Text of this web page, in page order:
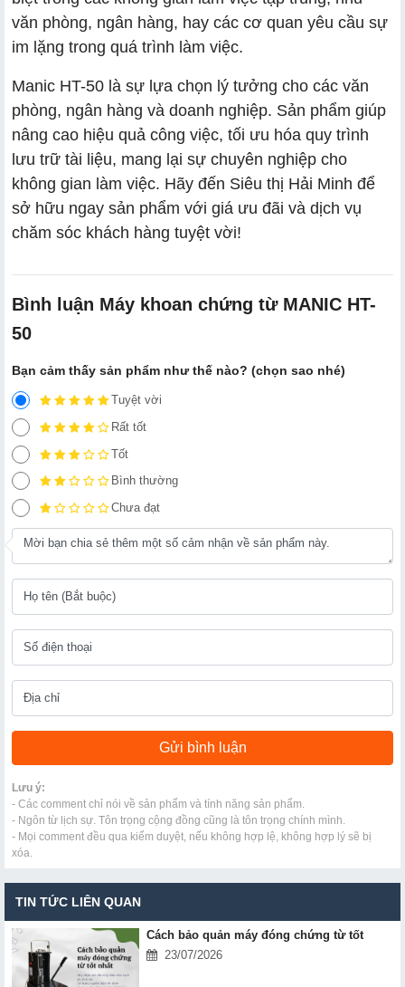
văn phòng, ngân hàng, hay các cơ quan yêu cầu sự
im lặng trong quá trình làm việc.
Manic HT-50 là sự lựa chọn lý tưởng cho các văn
phòng, ngân hàng và doanh nghiệp. Sản phẩm giúp
nâng cao hiệu quả công việc, tối ưu hóa quy trình
lưu trữ tài liệu, mang lại sự chuyên nghiệp cho
không gian làm việc. Hãy đến Siêu thị Hải Minh để
sở hữu ngay sản phẩm với giá ưu đãi và dịch vụ
chăm sóc khách hàng tuyệt vời!
Bình luận Máy khoan chứng từ MANIC HT-
50
Bạn cảm thấy sản phẩm như thế nào? (chọn sao nhé)
Tuyệt vời
Rất tốt
Tốt
Bình thường
Chưa đạt
Lưu ý:
- Các comment chỉ nói về sản phẩm và tính năng sản phẩm.
- Ngôn từ lịch sự. Tôn trọng cộng đồng cũng là tôn trọng chính mình.
- Mọi comment đều qua kiểm duyệt, nếu không hợp lệ, không hợp lý sẽ bị
xóa.
TIN TỨC LIÊN QUAN
Cách bảo quản máy đóng chứng từ tốt
23/07/2026